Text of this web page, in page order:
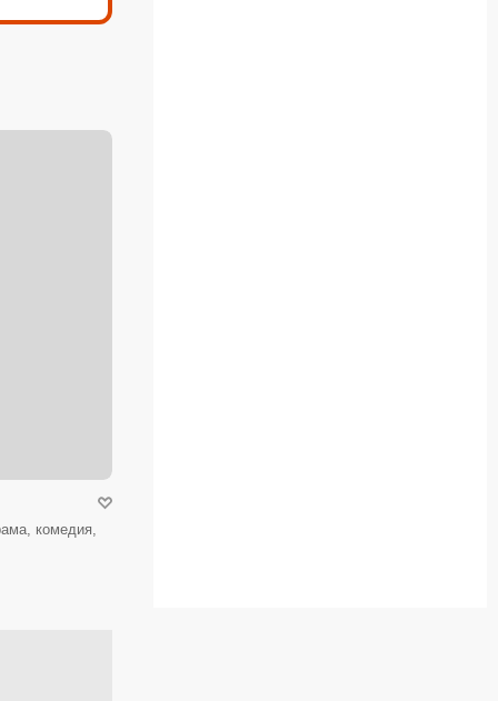
комедия,